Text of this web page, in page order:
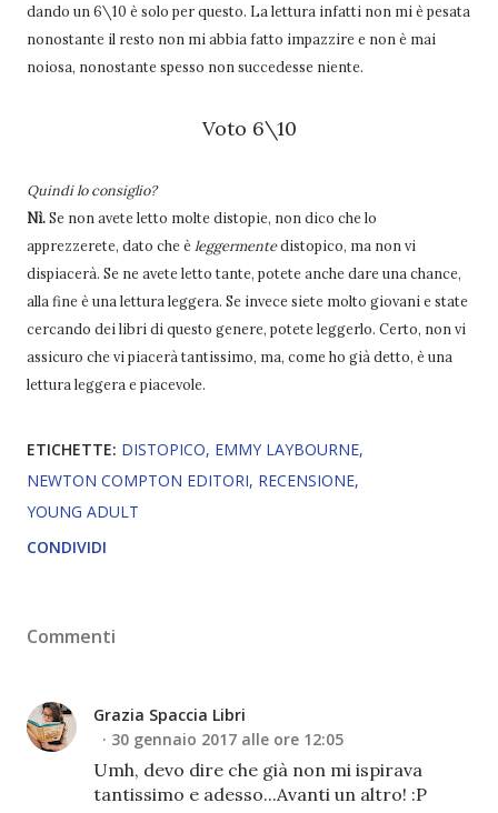
dando un 6\10 è solo per questo. La lettura infatti non mi è pesata
nonostante il resto non mi abbia fatto impazzire e non è mai
noiosa, nonostante spesso non succedesse niente.
Voto 6\10
Quindi lo consiglio?
Nì.Se non avete letto molte distopie, non dico che lo
apprezzerete, dato che è leggermentedistopico, ma non vi
dispiacerà. Se ne avete letto tante, potete anche dare una chance,
alla fine è una lettura leggera. Se invece siete molto giovani e state
cercando dei libri di questo genere, potete leggerlo. Certo, non vi
assicuro che vi piacerà tantissimo, ma, come ho già detto, è una
lettura leggera e piacevole.
ETICHETTE: DISTOPICO EMMY LAYBOURNE
NEWTON COMPTON EDITORI RECENSIONE
YOUNG ADULT
CONDIVIDI
Commenti
Grazia Spaccia Libri
30 gennaio 2017 alle ore 12:05
Umh, devo dire che già non mi ispirava
tantissimo e adesso...Avanti un altro! :P